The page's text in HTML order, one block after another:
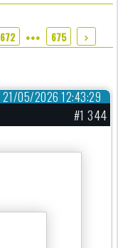
672 ●●● 675
21/05/2026 12:43:29
#1 344